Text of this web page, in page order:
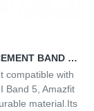
CONTACT FOR XIAOMI Mi BAND 5 REPLACEMENT BAND pink
compatible with
Band 5, Amazfit
material.Its